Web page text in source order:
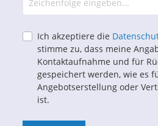
Ich akzeptiere die
stimme zu, dass meine
Kontaktaufnahme und für
gespeichert werden, wie es
Angebotserstellung oder
ist.